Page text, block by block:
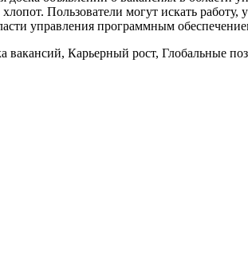
Пользователи могут искать
управления программным
вакансий, Карьерный рост, Глобальные